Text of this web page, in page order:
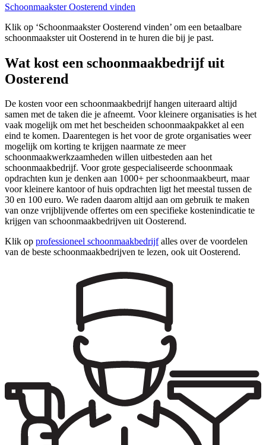
Schoonmaakster Oosterend vinden
Klik op ‘Schoonmaakster Oosterend vinden’ om een betaalbare
schoonmaakster uit Oosterend in te huren die bij je past.
Wat kost een schoonmaakbedrijf uit
Oosterend
De kosten voor een schoonmaakbedrijf hangen uiteraard altijd
samen met de taken die je afneemt. Voor kleinere organisaties is het
vaak mogelijk om met het bescheiden schoonmaakpakket al een
eind te komen. Daarentegen is het voor de grote organisaties weer
mogelijk om korting te krijgen naarmate ze meer
schoonmaakwerkzaamheden willen uitbesteden aan het
schoonmaakbedrijf. Voor grote gespecialiseerde schoonmaak
opdrachten kun je denken aan 1000+ per schoonmaakbeurt, maar
voor kleinere kantoor of huis opdrachten ligt het meestal tussen de
30 en 100 euro. We raden daarom altijd aan om gebruik te maken
van onze vrijblijvende offertes om een specifieke kostenindicatie te
krijgen van schoonmaakbedrijven uit Oosterend.
Klik op professioneel schoonmaakbedrijfalles over de voordelen
van de beste schoonmaakbedrijven te lezen, ook uit Oosterend.